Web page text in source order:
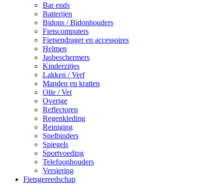
Bar ends
Batterijen
Bidons / Bidonhouders
Fietscomputers
Fietsendrager en accessoires
Helmen
Jasbeschermers
Kinderzitjes
Lakken / Verf
Manden en kratten
Olie / Vet
Overige
Reflectoren
Regenkleding
Reiniging
Snelbinders
Spiegels
Sportvoeding
Telefoonhouders
Versiering
Fietsgereedschap